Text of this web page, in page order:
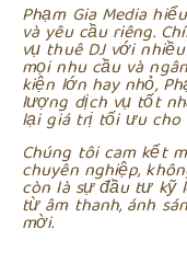
Phạm Gia Media
và yêu cầu riêng.
vụ thuê DJ với
mọi nhu cầu và
kiện lớn hay nhỏ,
lượng dịch vụ tốt
lại giá trị tối ưu cho
Chúng tôi cam kết
chuyên nghiệp,
còn là sự đầu tư kỹ
từ âm thanh, ánh
mời.